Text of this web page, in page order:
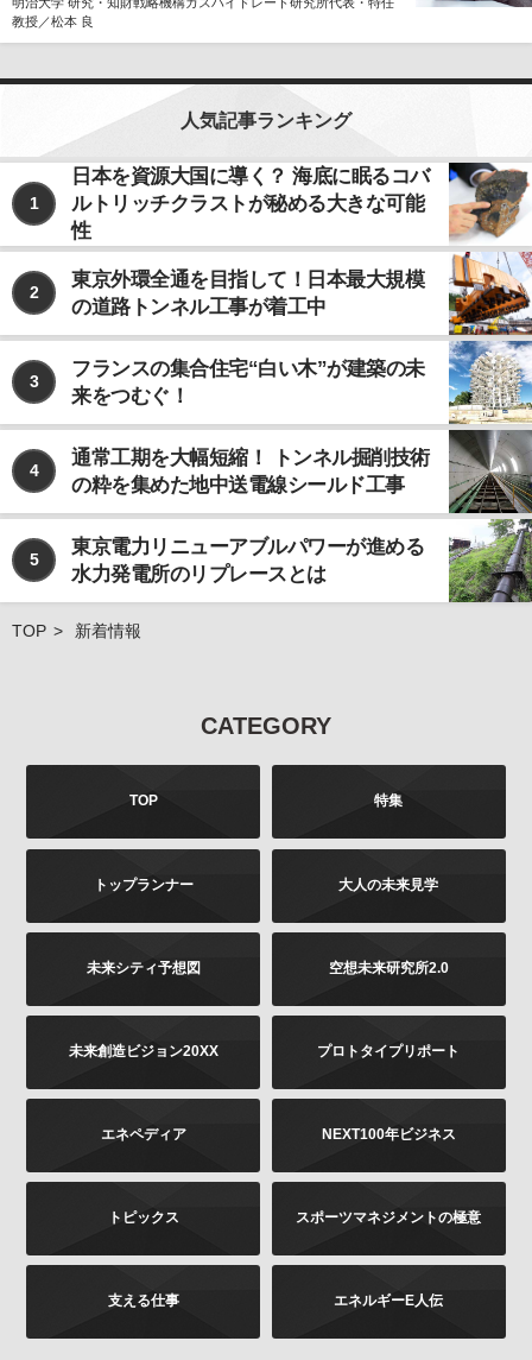
を、上記ならびに下記に該当する場合を除いて、お客
様の事前のご同意をいただくことなく、お客様よりご
提供いただいた個人情報を第三者に開示、提供いたし
ません。
利用目的の遂行のため、個人情報の取り扱いを第
法令に基づく場合
なお、個人情報の取り扱いを第三者に委託する場合で
あっても、お客様の個人情報の安全管理が図れるよ
う、当社は当該委託先に対して、必要かつ適切な監督
を行います。
ご注意
当社が運営するインターネット上のwebサイトには、
外部へのリンクが含まれている場合があります。この
ような外部のwebサイトにおいてのお客様の個人情報
のでご注意ください。 また、当社が発行する雑誌等の
商品において、広告などにより当社以外の第三者が独
自に個人情報を収集する場合がございます。このよう
な場合のお客様の個人情報の取り扱いにつきまして
お問合せについて
定めるところにより、お客様より、その利用目的、開
示、訂正、追加、削除、利用停止、消去、第三者への
は書面に下記の内容をご記載いただき、お客様が本人
トなどのコピー）を同封のうえ、郵送にて下記までお
願いします。お申し出内容の確認後、法令に基づき、
その他当社の個人情報の取扱いに関するお問い合せ、
ます。
お問い合せの内容（確認、訂正、削除など。訂正
の場合は訂正内容もご記載ください）
ご提供いただいた時期、方法など
お客様のご連絡先（ご住所、ご名前）
ご送付先：
株式会社KADOKAWA
教授／松本 良
人気記事ランキング
1
日本を資源大国に導く？ 海底に眠るコバ
ルトリッチクラストが秘める大きな可能
性
2
東京外環全通を目指して！日本最大規模
の道路トンネル工事が着工中
3
フランスの集合住宅“白い木”が建築の未
来をつむぐ！
4
通常工期を大幅短縮！ トンネル掘削技術
の粋を集めた地中送電線シールド工事
5
東京電力リニューアブルパワーが進める
水力発電所のリプレースとは
TOP 新着情報
CATEGORY
TOP 特集
トップランナー 大人の未来見学
未来シティ予想図 空想未来研究所2.0
未来創造ビジョン20XX プロトタイプリポート
エネペディア NEXT100年ビジネス
トピックス スポーツマネジメントの極意
支える仕事 エネルギーE人伝